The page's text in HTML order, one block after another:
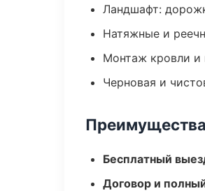
Ландшафт:
Натяжные и
Монтаж кровли и
Черновая и
Бесплатный
Договор и